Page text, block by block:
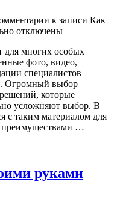
к записи Как
отключены
для многих особых
фото, видео,
специалистов
Огромный выбор
которые
усложняют выбор. В
с таким материалом для
преимуществами …
руками